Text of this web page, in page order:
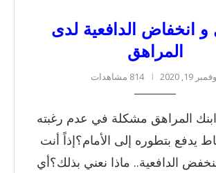
انخفاض الدافعية لدى
المراهق
19, 2020 814 مشاهدات
المراهق مشكلة في عدم رغبته
يدفع بتطوره إلى الأمام؟إذاً أنت
الدافعية.. ماذا نعني بذلك؟أي